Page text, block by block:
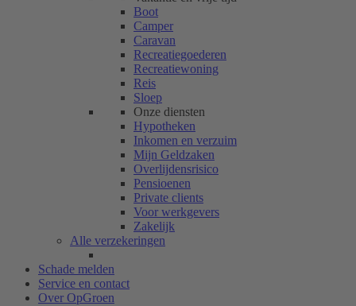
Boot
Camper
Caravan
Recreatiegoederen
Recreatiewoning
Reis
Sloep
Onze diensten
Hypotheken
Inkomen en verzuim
Mijn Geldzaken
Overlijdensrisico
Pensioenen
Private clients
Voor werkgevers
Zakelijk
Alle verzekeringen
Schade melden
Service en contact
Over OpGroen